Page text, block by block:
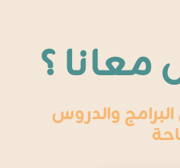
معانا ؟
والدروس